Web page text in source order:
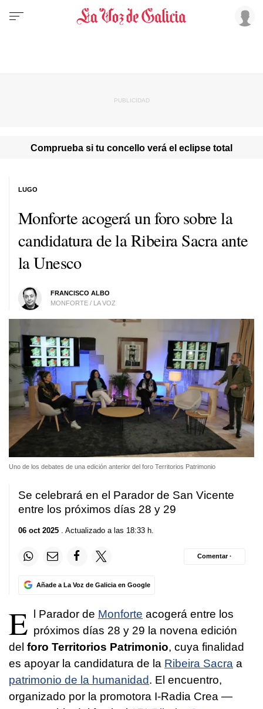
Comprueba si tu concello verá el eclipse total
Monforte acogerá un foro sobre la
candidatura de la Ribeira Sacra ante
la Unesco
FRANCISCO ALBO
MONFORTE / LA VOZ
LUGO
Uno de los debates de una edición anterior del foro Territorios Patrimonio
Se celebrará en el Parador de San Vicente
entre los próximos días 28 y 29
06 oct 2025 . Actualizado a las 18:33 h.
Añade a La Voz de Galicia en Google
Comentar ·
E l Parador de Monforte acogerá entre los
próximos días 28 y 29 la novena edición
del foro Territorios Patrimonio, cuya finalidad
es apoyar la candidatura de la Ribeira Sacra a
patrimonio de la humanidad. El encuentro,
organizado por la promotora I-Radia Crea —